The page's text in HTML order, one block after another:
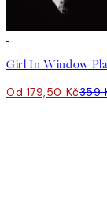
Girl In Window
Od 179,50 Kč359